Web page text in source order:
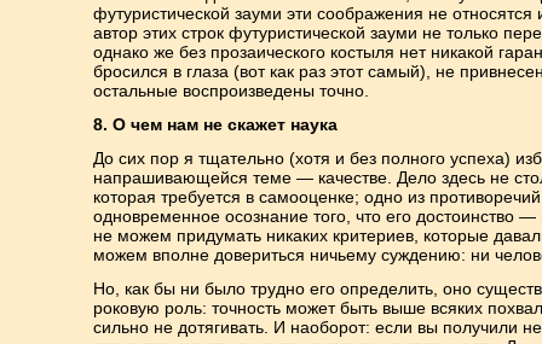
футуристической зауми эти соображения не
автор этих строк футуристической зауми не только
однако же без прозаического костыля нет никакой
бросился в глаза (вот как раз этот самый), не
остальные воспроизведены точно.
8. О чем нам не скажет наука
До сих пор я тщательно (хотя и без полного успеха)
напрашивающейся теме — качестве. Дело здесь не
которая требуется в самооценке; одно из
одновременное осознание того, что его достоинство
не можем придумать никаких критериев, которые
можем вполне довериться ничьему суждению: ни
Но, как бы ни было трудно его определить, оно
роковую роль: точность может быть выше всяких
сильно не дотягивать. И наоборот: если вы получили